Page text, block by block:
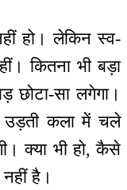
हो। लेकिन स्व-
कितना भी बड़ा
छोटा-सा लगेगा।
उड़ती कला में चले
क्या भी हो, कैसे
है।